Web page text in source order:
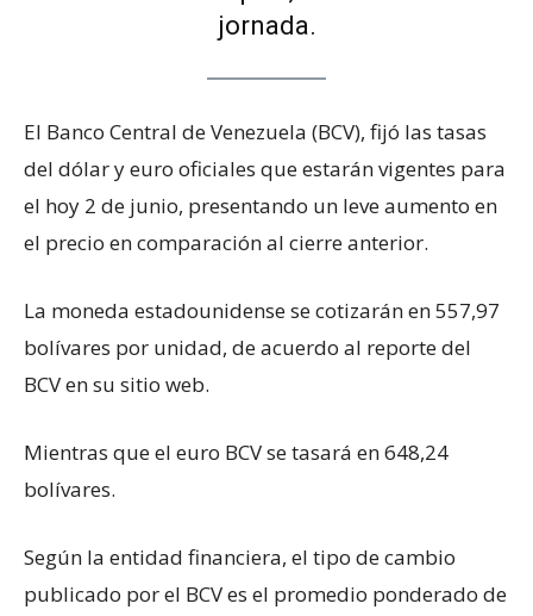
jornada.
El Banco Central de Venezuela (BCV), fijó las tasas
del dólar y euro oficiales que estarán vigentes para
el hoy 2 de junio, presentando un leve aumento en
el precio en comparación al cierre anterior.
La moneda estadounidense se cotizarán en 557,97
bolívares por unidad, de acuerdo al reporte del
BCV en su sitio web.
Mientras que el euro BCV se tasará en 648,24
bolívares.
Según la entidad financiera, el tipo de cambio
publicado por el BCV es el promedio ponderado de